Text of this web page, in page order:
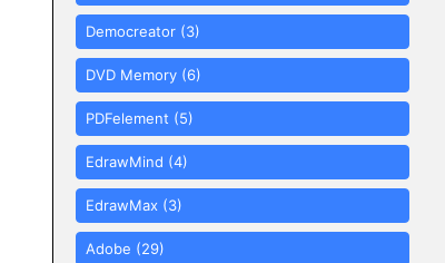
Democreator (3)
DVD Memory (6)
PDFelement (5)
EdrawMind (4)
EdrawMax (3)
Adobe (29)